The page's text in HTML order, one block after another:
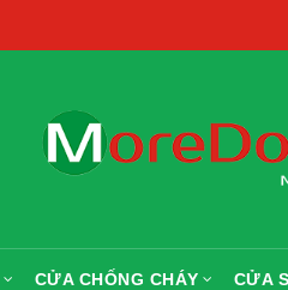
CỬA CHỐNG CHÁY CỬA